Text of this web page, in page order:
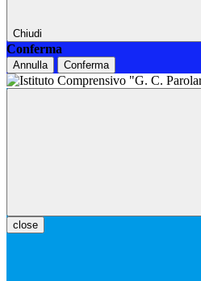
Chiudi
Conferma
Annulla Conferma
close